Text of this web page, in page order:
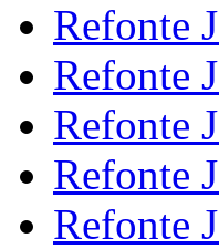
Refonte
Refonte
Refonte
Refonte
Refonte